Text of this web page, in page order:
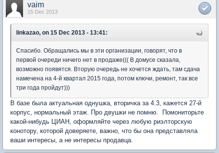
vaim
15 Dec 2013
linkazao, on 15 Dec 2013 - 13:41:
Спасибо. Обращались мы в эти организации, говорят, что в
первой очереди ничего нет в продаже((( В домусе сказала,
возможно появятся. Вторую очередь не хочется ждать, там сдача
намечена на 4-й квартал 2015 года, потом ключи, ремонт, так все
три года пройдут)))
В базе была актуальная однушка, вторичка за 4.3, кажется 27-й
корпус, нормальный этаж. Про двушки не помню. Помониторьте
какой-нибудь ЦИАН, оформляйте через любую риэлторскую
конотору, которой доверяете, важно, что бы она представляла
ваши интересы, а не интересы продавца.